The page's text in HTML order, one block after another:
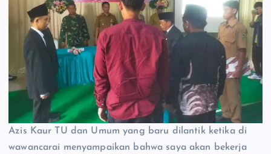
Azis Kaur TU dan Umum yang baru dilantik ketika di
wawancarai menyampaikan bahwa saya akan bekerja